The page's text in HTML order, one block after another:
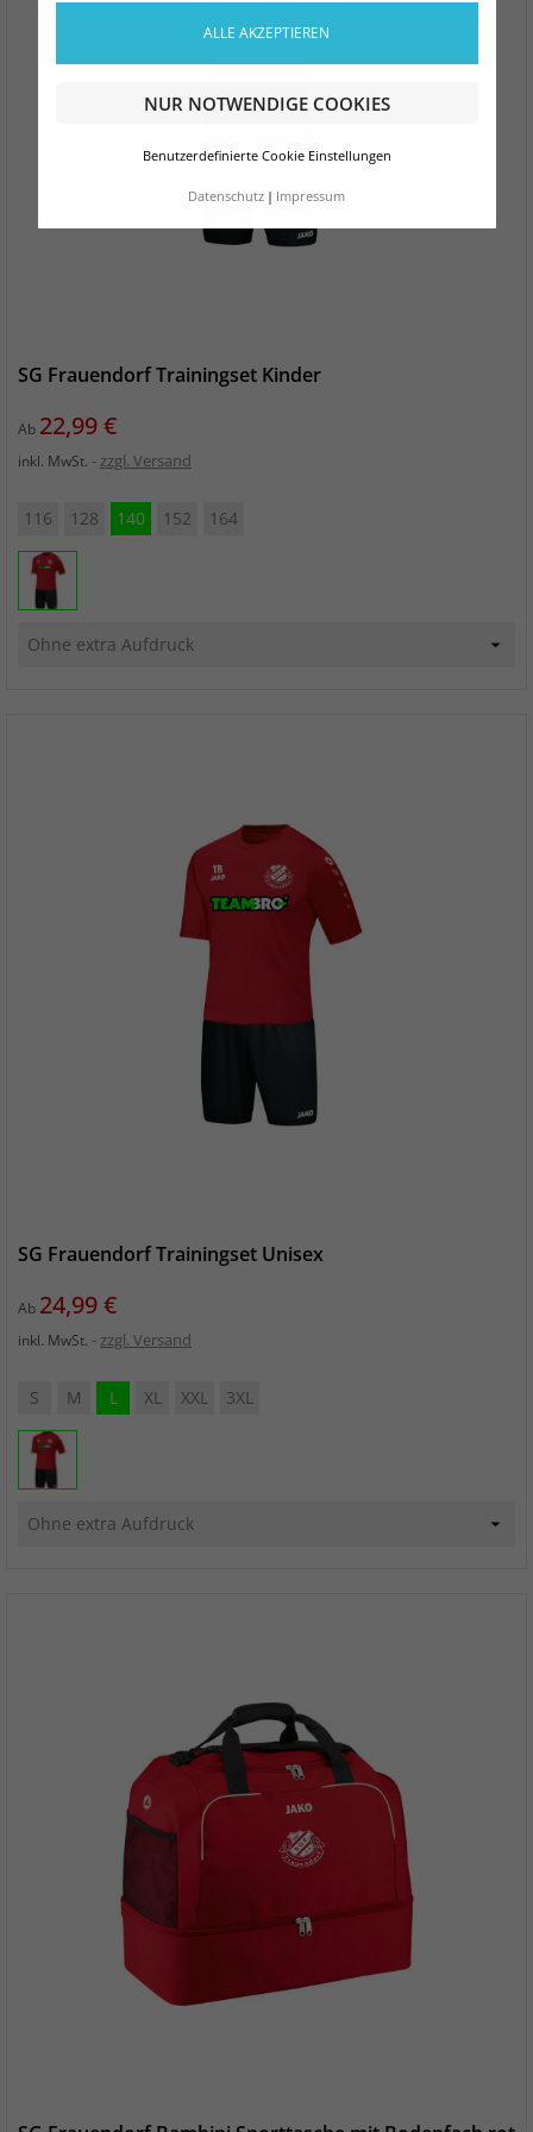
ALLE AKZEPTIEREN
NUR NOTWENDIGE COOKIES
Benutzerdefinierte Cookie Einstellungen
Datenschutz Impressum
SG Frauendorf Trainingset Kinder
Ab Preis
22,99 €
inkl. MwSt. zzgl. Versand
116 128 140 152 164
SG Frauendorf Trainingset Unisex
Ab Preis
24,99 €
inkl. MwSt. zzgl. Versand
S M L XL XXL 3XL